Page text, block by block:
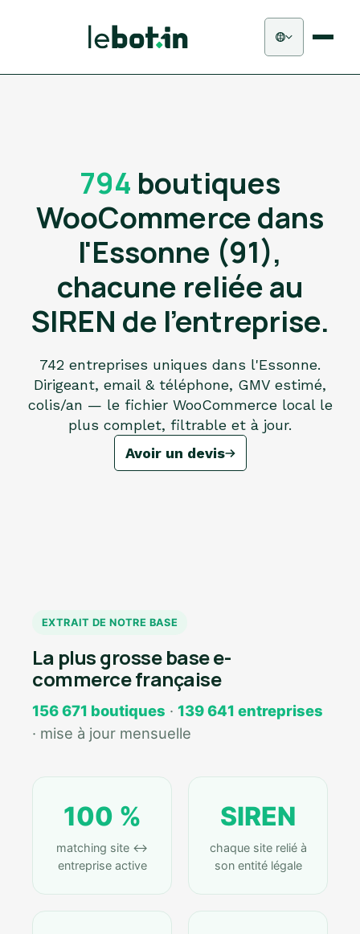
794 boutiques
WooCommerce dans
l'Essonne (91),
chacune reliée au
SIREN de l'entreprise.
742 entreprises uniques dans l'Essonne.
Dirigeant, email & téléphone, GMV estimé,
colis/an — le fichier WooCommerce local le
plus complet, filtrable et à jour.
Avoir un devis
EXTRAIT DE NOTRE BASE
La plus grosse base e-
commerce française
156 671 boutiques · 139 641 entreprises
· mise à jour mensuelle
100 %
matching site ↔
entreprise active
SIREN
chaque site relié à
son entité légale